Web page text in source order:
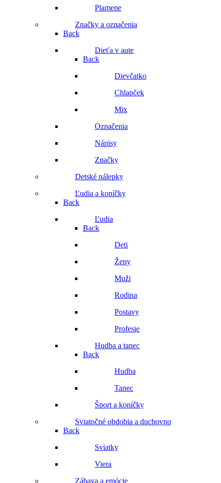
Plamene
Značky a označenia
Back
Dieťa v aute
Back
Dievčatko
Chlapček
Mix
Označenia
Nápisy
Značky
Detské nálepky
Ľudia a koníčky
Back
Ľudia
Back
Deti
Ženy
Muži
Rodina
Postavy
Profesie
Hudba a tanec
Back
Hudba
Tanec
Šport a koníčky
Sviatočné obdobia a duchovno
Back
Sviatky
Viera
Zábava a emócie